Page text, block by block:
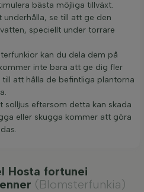
bästa möjliga tillväxt.
se till att ge den
speciellt under torrare
kan du dela dem på
inte bara att ge dig fler
att hålla de befintliga plantorna
solljus eftersom detta kan skada
eller skugga kommer att göra
Hosta fortunei
(Blomsterfunkia)